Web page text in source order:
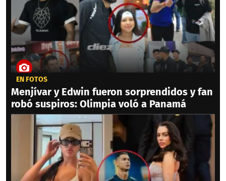
EN FOTOS
Menjívar y Edwin fueron sorprendidos y fan
robó suspiros: Olimpia voló a Panamá